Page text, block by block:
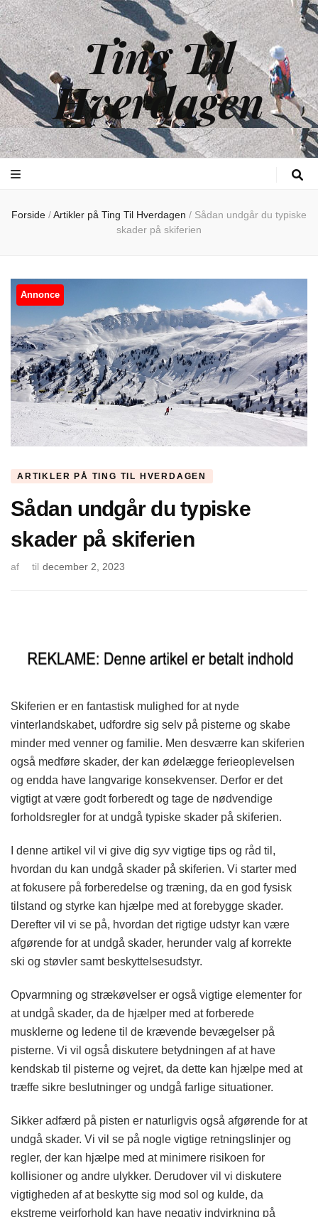
Ting Til
Hverdagen
Forside /Artikler på Ting Til Hverdagen / Sådan undgår du typiske
skader på skiferien
Annonce
ARTIKLER PÅ TING TIL HVERDAGEN
Sådan undgår du typiske
skader på skiferien
af til december 2, 2023
Skiferien er en fantastisk mulighed for at nyde
vinterlandskabet, udfordre sig selv på pisterne og skabe
minder med venner og familie. Men desværre kan skiferien
også medføre skader, der kan ødelægge ferieoplevelsen
og endda have langvarige konsekvenser. Derfor er det
vigtigt at være godt forberedt og tage de nødvendige
forholdsregler for at undgå typiske skader på skiferien.
I denne artikel vil vi give dig syv vigtige tips og råd til,
hvordan du kan undgå skader på skiferien. Vi starter med
at fokusere på forberedelse og træning, da en god fysisk
tilstand og styrke kan hjælpe med at forebygge skader.
Derefter vil vi se på, hvordan det rigtige udstyr kan være
afgørende for at undgå skader, herunder valg af korrekte
ski og støvler samt beskyttelsesudstyr.
Opvarmning og strækøvelser er også vigtige elementer for
at undgå skader, da de hjælper med at forberede
musklerne og ledene til de krævende bevægelser på
pisterne. Vi vil også diskutere betydningen af at have
kendskab til pisterne og vejret, da dette kan hjælpe med at
træffe sikre beslutninger og undgå farlige situationer.
Sikker adfærd på pisten er naturligvis også afgørende for at
undgå skader. Vi vil se på nogle vigtige retningslinjer og
regler, der kan hjælpe med at minimere risikoen for
kollisioner og andre ulykker. Derudover vil vi diskutere
vigtigheden af at beskytte sig mod sol og kulde, da
ekstreme vejrforhold kan have negativ indvirkning på